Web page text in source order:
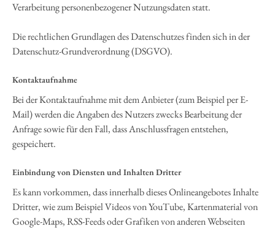
Verarbeitung personenbezogener Nutzungsdaten statt.
Die rechtlichen Grundlagen des Datenschutzes finden sich in der
Datenschutz-Grundverordnung (DSGVO).
Kontaktaufnahme
Bei der Kontaktaufnahme mit dem Anbieter (zum Beispiel per E-
Mail) werden die Angaben des Nutzers zwecks Bearbeitung der
Anfrage sowie für den Fall, dass Anschlussfragen entstehen,
gespeichert.
Einbindung von Diensten und Inhalten Dritter
Es kann vorkommen, dass innerhalb dieses Onlineangebotes Inhalte
Dritter, wie zum Beispiel Videos von YouTube, Kartenmaterial von
Google-Maps, RSS-Feeds oder Grafiken von anderen Webseiten